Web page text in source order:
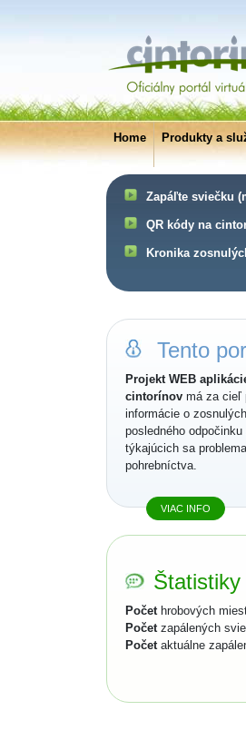
Home Produkty a
Zapáľte sviečku
QR kódy na
Kronika
Tento
Projekt WEB
cintorínov má za cieľ
informácie o
posledného
týkajúcich sa
pohrebníctva.
VIAC INFO
Štatistiky
Počethrobových
Početzapálených
Početaktuálne